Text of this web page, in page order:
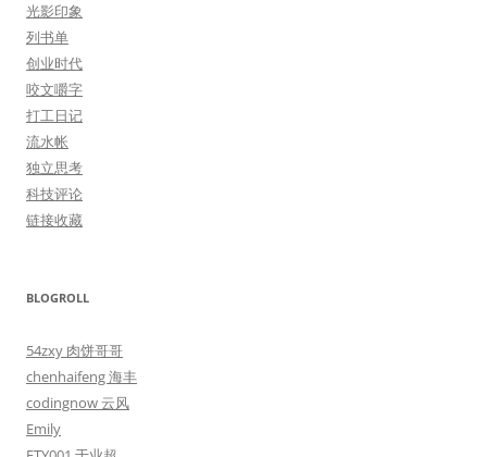
光影印象
列书单
创业时代
咬文嚼字
打工日记
流水帐
独立思考
科技评论
链接收藏
BLOGROLL
54zxy 肉饼哥哥
chenhaifeng 海丰
codingnow 云风
Emily